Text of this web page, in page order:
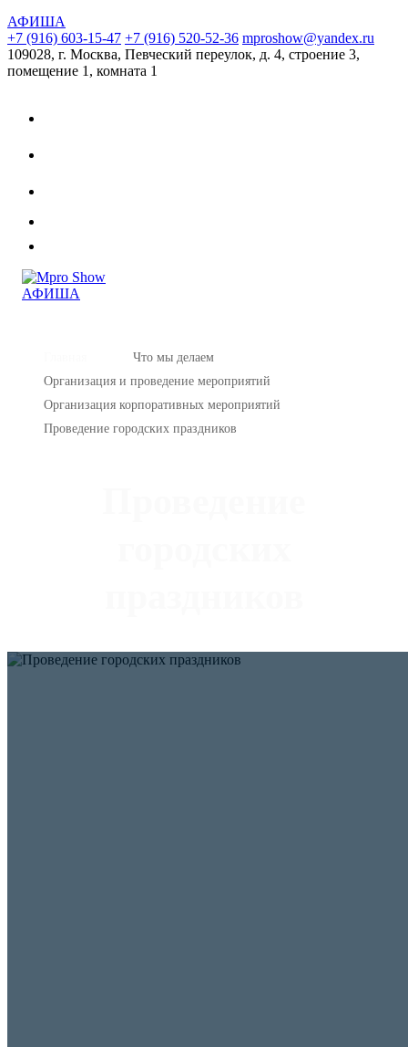
АФИША
+7 (916) 603-15-47 +7 (916) 520-52-36 mproshow@yandex.ru
109028, г. Москва, Певческий переулок, д. 4, строение 3,
помещение 1, комната 1
АФИША
Что мы делаем
Организация и проведение мероприятий
Организация корпоративных мероприятий
Проведение городских праздников